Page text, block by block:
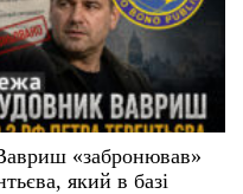
«забронював»
який в базі